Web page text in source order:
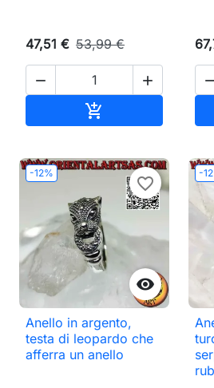
47,51 € 53,99 €
 


-12%

favorite_border
Anello in argento,
testa di leopardo che
afferra un anello
-